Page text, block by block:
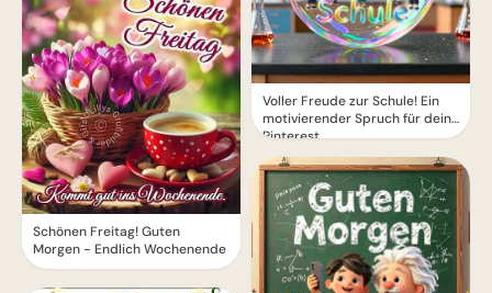
Schönen Freitag! Guten
Morgen - Endlich Wochenende
Voller Freude zur Schule! Ein
motivierender Spruch für dein
Pinterest